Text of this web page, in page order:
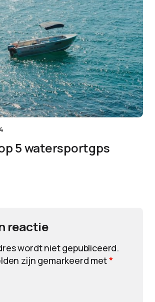
5 watersportgps
reactie
wordt niet gepubliceerd.
zijn gemarkeerd met*